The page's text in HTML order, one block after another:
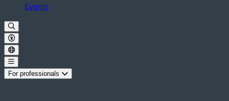
Events
For professionals